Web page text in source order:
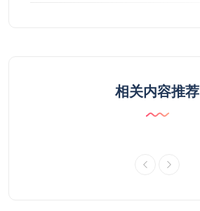
相关内容推荐